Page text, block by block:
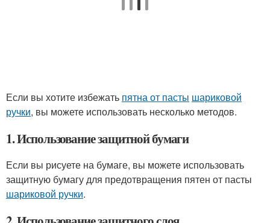
Если вы хотите избежать пятна от пасты шариковой
ручки, вы можете использовать несколько методов.
1. Использование защитной бумаги
Если вы рисуете на бумаге, вы можете использовать
защитную бумагу для предотвращения пятен от пасты
шариковой ручки.